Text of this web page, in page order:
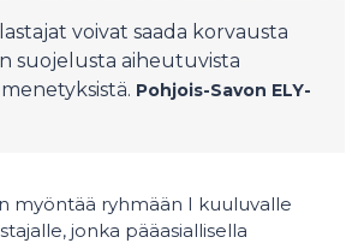
voivat saada korvausta
suojelusta aiheutuvista
Pohjois-Savon ELY-
myöntää ryhmään I kuuluvalle
jonka pääasiallisella